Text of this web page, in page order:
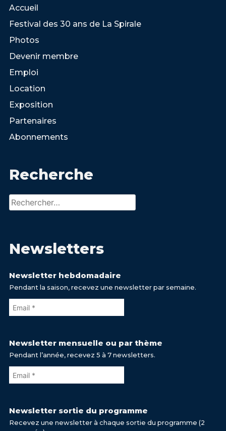
Accueil
Festival des 30 ans de La Spirale
Photos
Devenir membre
Emploi
Location
Exposition
Partenaires
Abonnements
Recherche
Rechercher :
Newsletters
Newsletter hebdomadaire
Pendant la saison, recevez une newsletter par semaine.
Newsletter mensuelle ou par thème
Pendant l’année, recevez 5 à 7 newsletters.
Newsletter sortie du programme
Recevez une newsletter à chaque sortie du programme (2